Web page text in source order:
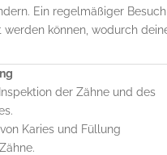
Ein regelmäßiger
können, wodurch
der Zähne und des
Karies und Füllung